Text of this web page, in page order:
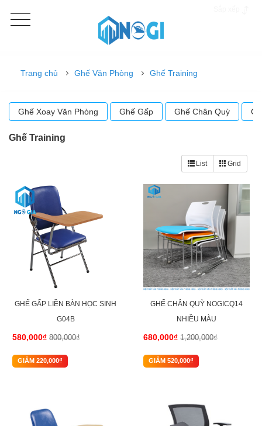
Trang chủ Ghế Văn Phòng Ghế Training
Ghế Xoay Văn Phòng Ghế Gấp Ghế Chân Quỳ
Ghế Training
List Grid
-28%
GHẾ GẤP LIỀN BÀN HỌC SINH
G04B
580,000₫ 800,000₫
GIẢM 220,000₫
-43%
GHẾ CHÂN QUỲ NOGICQ14
NHIỀU MÀU
680,000₫ 1,200,000₫
GIẢM 520,000₫